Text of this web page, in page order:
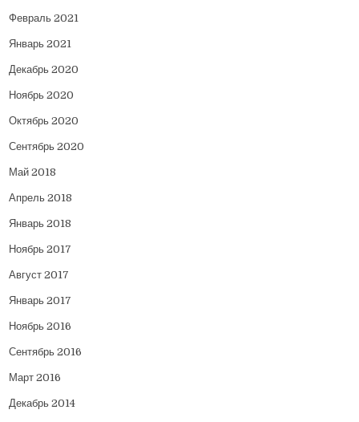
Февраль 2021
Январь 2021
Декабрь 2020
Ноябрь 2020
Октябрь 2020
Сентябрь 2020
Май 2018
Апрель 2018
Январь 2018
Ноябрь 2017
Август 2017
Январь 2017
Ноябрь 2016
Сентябрь 2016
Март 2016
Декабрь 2014